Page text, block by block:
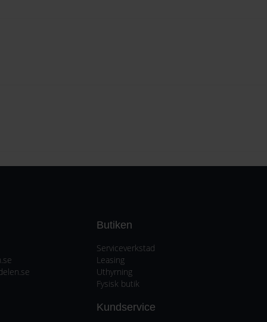
Butiken
Serviceverkstad
Leasing
Uthyrning
Fysisk butik
Kundservice